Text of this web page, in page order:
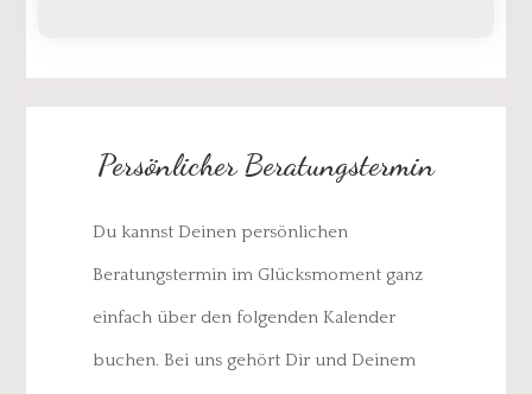
Persönlicher Beratungstermin
Du kannst Deinen persönlichen
Beratungstermin im Glücksmoment ganz
einfach über den folgenden Kalender
buchen. Bei uns gehört Dir und Deinem